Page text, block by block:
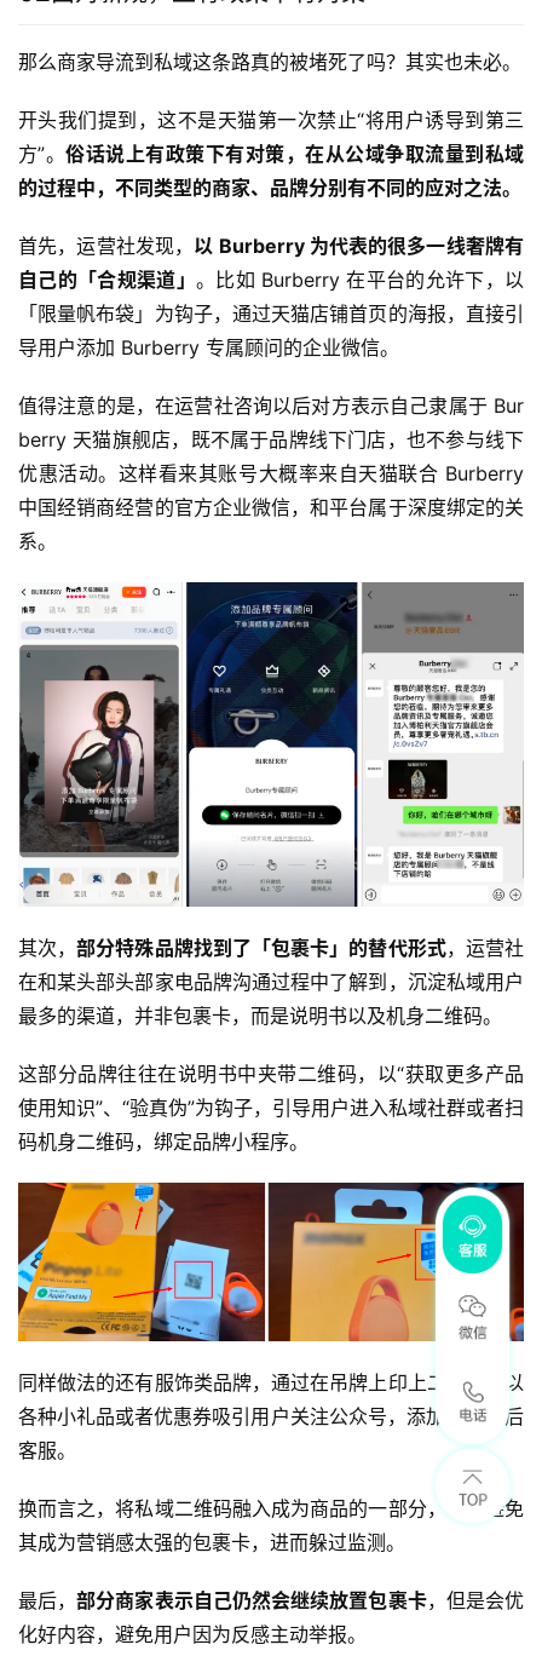
那么商家导流到私域这条路真的被堵死了吗？其实也未必。
开头我们提到，这不是天猫第一次禁止“将用户诱导到第三
方”。俗话说上有政策下有对策，在从公域争取流量到私域
的过程中，不同类型的商家、品牌分别有不同的应对之法。
首先，运营社发现， 以 Burberry 为代表的很多一线奢牌有
自己的「合规渠道」 。比如 Burberry 在平台的允许下，以
「限量帆布袋」为钩子，通过天猫店铺首页的海报，直接引
导用户添加 Burberry 专属顾问的企业微信。
值得注意的是，在运营社咨询以后对方表示自己隶属于 Bur
berry 天猫旗舰店，既不属于品牌线下门店，也不参与线下
优惠活动。这样看来其账号大概率来自天猫联合 Burberry
中国经销商经营的官方企业微信，和平台属于深度绑定的关
系。
其次，部分特殊品牌找到了「包裹卡」的替代形式，运营社
在和某头部头部家电品牌沟通过程中了解到，沉淀私域用户
最多的渠道，并非包裹卡，而是说明书以及机身二维码。
这部分品牌往往在说明书中夹带二维码，以“获取更多产品
使用知识”、“验真伪”为钩子，引导用户进入私域社群或者扫
码机身二维码，绑定品牌小程序。
同样做法的还有服饰类品牌，通过在吊牌上印上二维码，以
各种小礼品或者优惠券吸引用户关注公众号，添加 1v1 售后
客服。
换而言之，将私域二维码融入成为商品的一部分，可以避免
其成为营销感太强的包裹卡，进而躲过监测。
最后，部分商家表示自己仍然会继续放置包裹卡，但是会优
化好内容，避免用户因为反感主动举报。